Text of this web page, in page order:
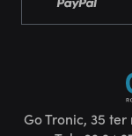
Go Tronic, 35